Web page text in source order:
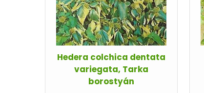
Hedera colchica dentata
variegata, Tarka
borostyán